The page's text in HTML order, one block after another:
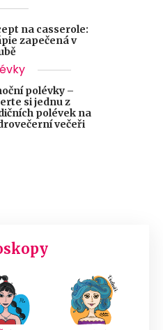
na casserole:
zapečená v
polévky –
si jednu z
polévek na
večeři